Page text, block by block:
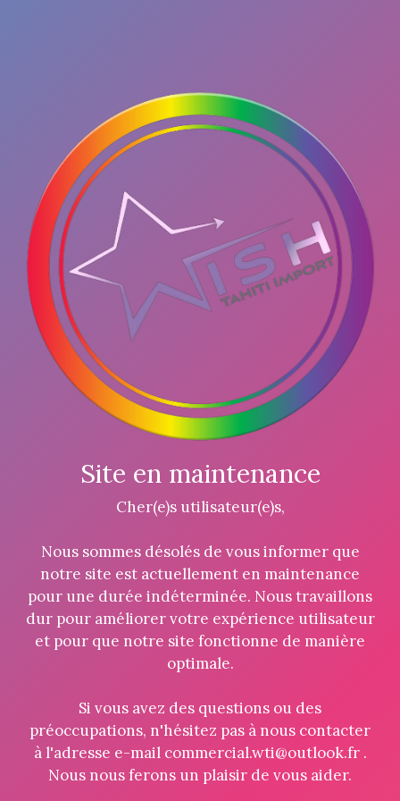
Site en maintenance
Cher(e)s utilisateur(e)s,
Nous sommes désolés de vous informer que
notre site est actuellement en maintenance
pour une durée indéterminée. Nous travaillons
dur pour améliorer votre expérience utilisateur
et pour que notre site fonctionne de manière
optimale.
Si vous avez des questions ou des
préoccupations, n'hésitez pas à nous contacter
à l'adresse e-mail commercial.wti@outlook.fr .
Nous nous ferons un plaisir de vous aider.